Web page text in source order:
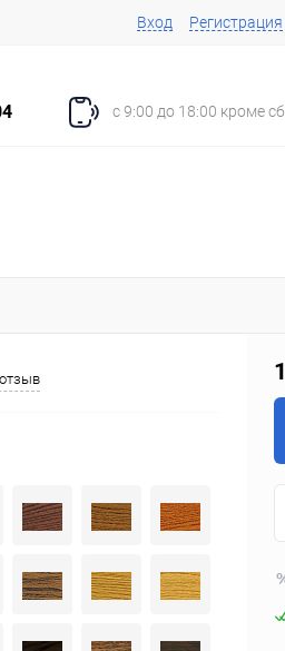
Вход Регистрация
с 9:00 до 18:00 кроме